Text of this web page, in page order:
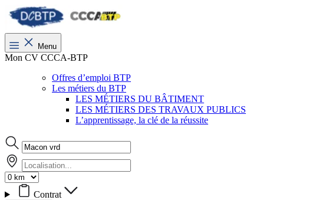
Menu
Mon CV CCCA-BTP
Offres d’emploi BTP
Les métiers du BTP
LES MÉTIERS DU BÂTIMENT
LES MÉTIERS DES TRAVAUX PUBLICS
L’apprentissage, la clé de la réussite
Contrat